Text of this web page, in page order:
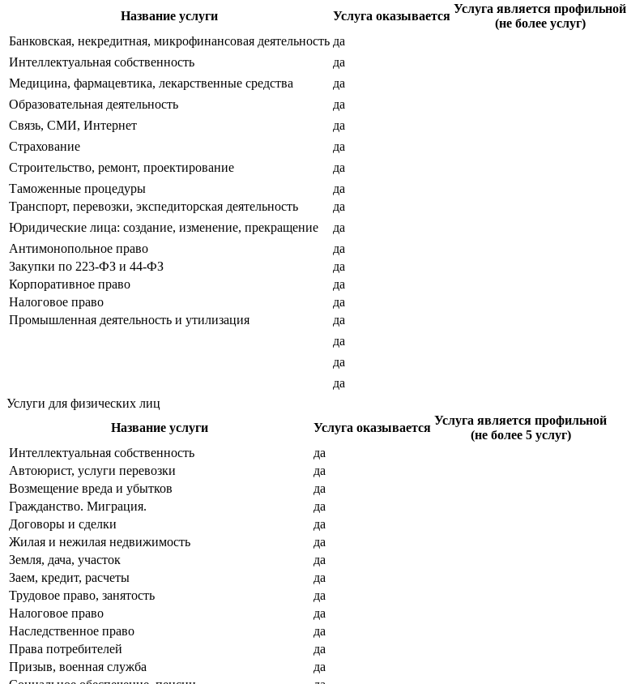
Название услуги
Услуга оказывается
Услуга является профильной
(не более услуг)
Банковская, некредитная, микрофинансовая деятельность да
Интеллектуальная собственность
да
Медицина, фармацевтика, лекарственные средства
да
Образовательная деятельность
да
Связь, СМИ, Интернет
да
Страхование
да
Строительство, ремонт, проектирование
да
Таможенные процедуры
да
Транспорт, перевозки, экспедиторская деятельность
да
Юридические лица: создание, изменение, прекращение
да
Антимонопольное право
да
Закупки по 223-ФЗ и 44-ФЗ
да
Корпоративное право
да
Налоговое право
да
Промышленная деятельность и утилизация
да
да
да
да
Услуги для физических лиц
Название услуги
Услуга оказывается
Услуга является профильной
(не более 5 услуг)
Интеллектуальная собственность
да
Автоюрист, услуги перевозки
да
Возмещение вреда и убытков
да
Гражданство. Миграция.
да
Договоры и сделки
да
Жилая и нежилая недвижимость
да
Земля, дача, участок
да
Заем, кредит, расчеты
да
Трудовое право, занятость
да
Налоговое право
да
Наследственное право
да
Права потребителей
да
Призыв, военная служба
да